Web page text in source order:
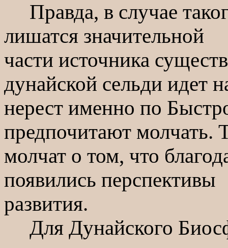
Правда, в случае
лишатся значительной
части источника
дунайской сельди идет
нерест именно по
предпочитают молчать.
молчат о том, что
появились перспективы
развития.
Для Дунайского